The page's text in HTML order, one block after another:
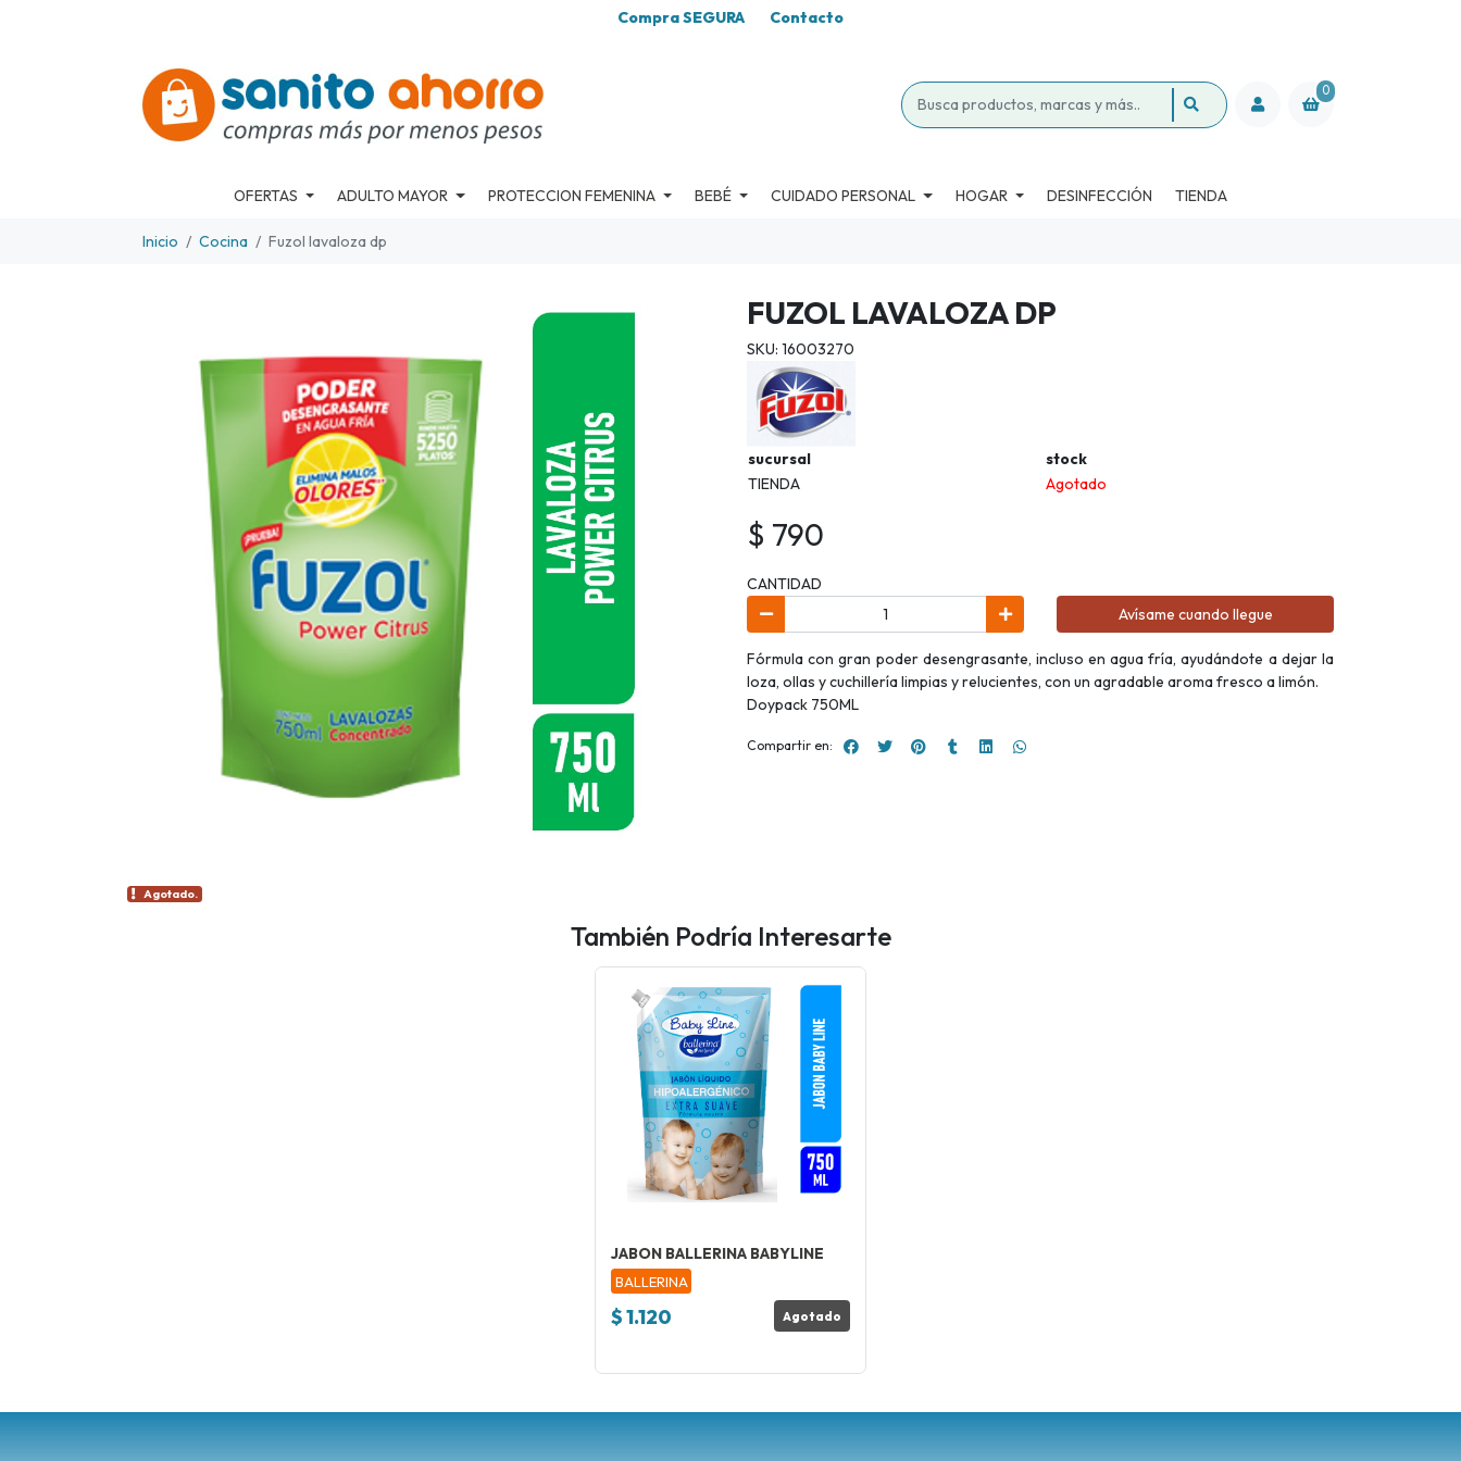
Compra SEGURA Contacto
0
OFERTAS ADULTO MAYOR PROTECCION FEMENINA BEBÉ CUIDADO PERSONAL HOGAR DESINFECCIÓN TIENDA
Inicio Cocina Fuzol lavaloza dp
FUZOL LAVALOZA DP
SKU: 16003270
sucursal
stock
TIENDA
Agotado
$ 790
CANTIDAD
Avísame cuando llegue
Fórmula con gran poder desengrasante, incluso en agua fría, ayudándote a dejar la
loza, ollas y cuchillería limpias y relucientes, con un agradable aroma fresco a limón.
Doypack 750ML
Compartir en:
Agotado.
También Podría Interesarte
JABON BALLERINA BABYLINE
BALLERINA
$ 1.120 Agotado